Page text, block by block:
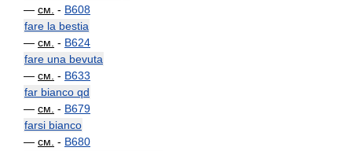
— см. - B608
fare la bestia
— см. - B624
fare una bevuta
— см. - B633
far bianco qd
— см. - B679
farsi bianco
— см. - B680